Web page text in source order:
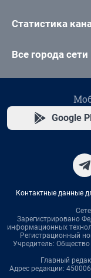
Статистика
Все города сети
Google
Контактные данные
Зарегистрировано
информационных
Регистрационный
Учредитель:
Главный
Адрес редакции: